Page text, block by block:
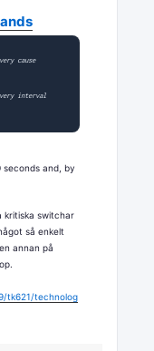
cause
interval
and, by
kritiska switchar
så enkelt
annan på
tk621/technolog